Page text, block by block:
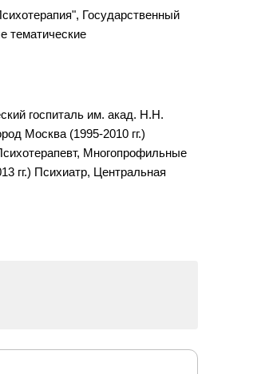
Государственный
тематические
госпиталь им. акад. Н.Н.
Москва (1995-2010 гг.)
Многопрофильные
гг.) Психиатр, Центральная